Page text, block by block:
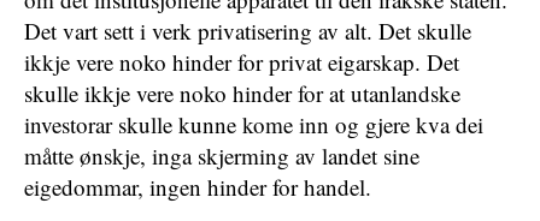
Det vart sett i verk privatisering av alt. Det skulle
ikkje vere noko hinder for privat eigarskap. Det
skulle ikkje vere noko hinder for at utanlandske
investorar skulle kunne kome inn og gjere kva dei
måtte ønskje, inga skjerming av landet sine
eigedommar, ingen hinder for handel.